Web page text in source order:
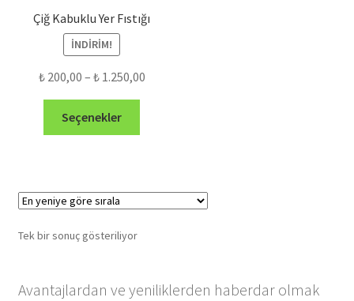
Çiğ Kabuklu Yer Fıstığı
İNDIRIM!
₺200,00 – ₺1.250,00Fiyat
Seçenekler
var.
seçilebilir
Tek bir sonuç gösteriliyor
Avantajlardan ve yeniliklerden haberdar olmak